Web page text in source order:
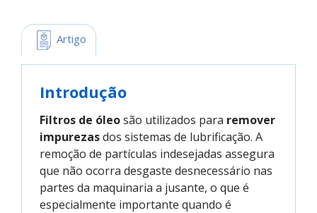
Artigo
Introdução
Filtros de óleosão utilizados para remover
impurezasdos sistemas de lubrificação. A
remoção de partículas indesejadas assegura
que não ocorra desgaste desnecessário nas
partes da maquinaria a jusante, o que é
especialmente importante quando é